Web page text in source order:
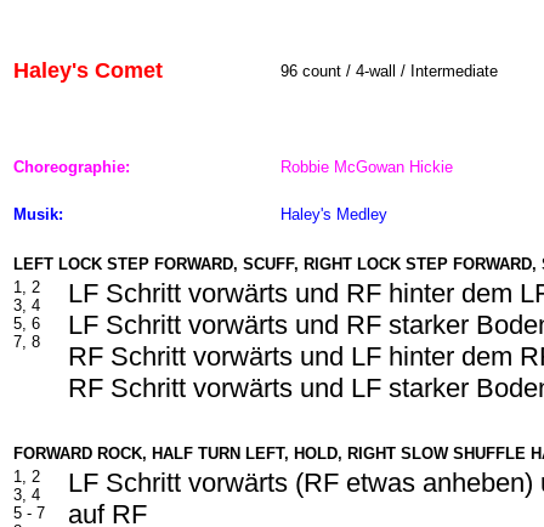
Haley's Comet 96 count / 4-wall / Intermediate
Choreographie: Robbie McGowan Hickie
Musik: Haley's Medley
LEFT LOCK STEP FORWARD, SCUFF, RIGHT LOCK STEP FORWARD,
1, 2
3, 4
5, 6
7, 8
LF Schritt vorwärts und RF hinter dem
LF Schritt vorwärts und RF starker
RF Schritt vorwärts und LF hinter dem
RF Schritt vorwärts und LF starker
FORWARD ROCK, HALF TURN LEFT, HOLD, RIGHT SLOW SHUFFLE
1, 2
3, 4
5 - 7
LF Schritt vorwärts (RF etwas
auf RF